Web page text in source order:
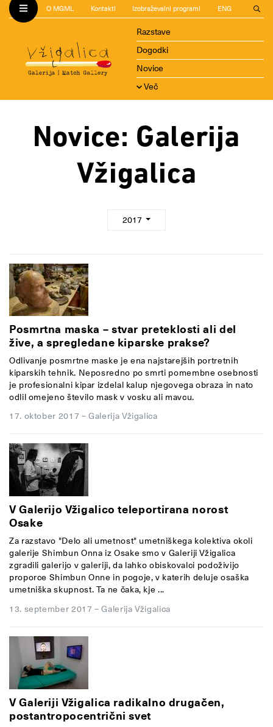
O MGML Kontakti Izobraževalni programi ENG
Razstave
Dogodki
Novice
Več
Novice: Galerija
Vžigalica
2017
Posmrtna maska – stvar preteklosti ali del
žive, a spregledane kiparske prakse?
Odlivanje posmrtne maske je ena najstarejših portretnih
kiparskih tehnik. Neposredno po smrti pomembne osebnosti
je profesionalni kipar izdelal kalup njegovega obraza in nato
odlil omejeno število mask v vosku ali mavcu.
17. oktober 2017 – Galerija Vžigalica
V Galerijo Vžigalico teleportirana norost
Osake
Za razstavo "Delo ali umetnost" umetniškega kolektiva okoli
galerije Shimbun Onna iz Osake smo v Galeriji Vžigalica
zgradili galerijo v galeriji, da lahko obiskovalci podoživijo
proporce Shimbun Onne in pogoje, v katerih deluje osaška
umetniška skupnost. Ta ne čaka, kje ...
13. september 2017 – Galerija Vžigalica
V Galeriji Vžigalica radikalno drugačen,
postantropocentrični svet